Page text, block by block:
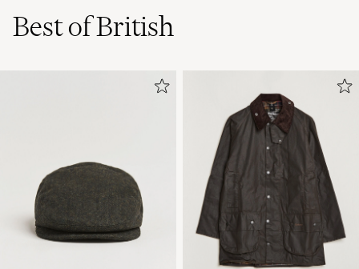
Best of British